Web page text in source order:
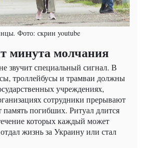
Фото: скрин youtube
минута молчания
звучит специальный сигнал. В
троллейбусы и трамваи должны
учреждениях,
сотрудники прерывают
память погибших. Ритуал длится
которых каждый может
жизнь за Украину или стал